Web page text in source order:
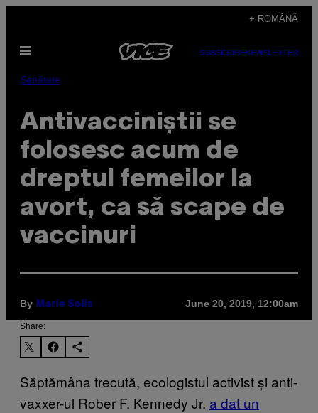
content
+ ROMÂNĂ
Open
SUBSCRIBENEWSLETTER
Sănătate
Antivacciniștii se
folosesc acum de
dreptul femeilor la
avort, ca să scape de
vaccinuri
By Marie Solis June 20, 2019, 12:00am
Share:
Săptămâna trecută, ecologistul activist și anti-
vaxxer-ul Rober F. Kennedy Jr. a dat un